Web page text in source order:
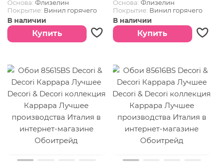
Основа: Флизелин
Покрытие: Винил горячего
тиснения
Страна:Италия
В наличии
Купить
Основа: Флизелин
Покрытие: Винил горячего
тиснения
Страна:Италия
В наличии
Купить